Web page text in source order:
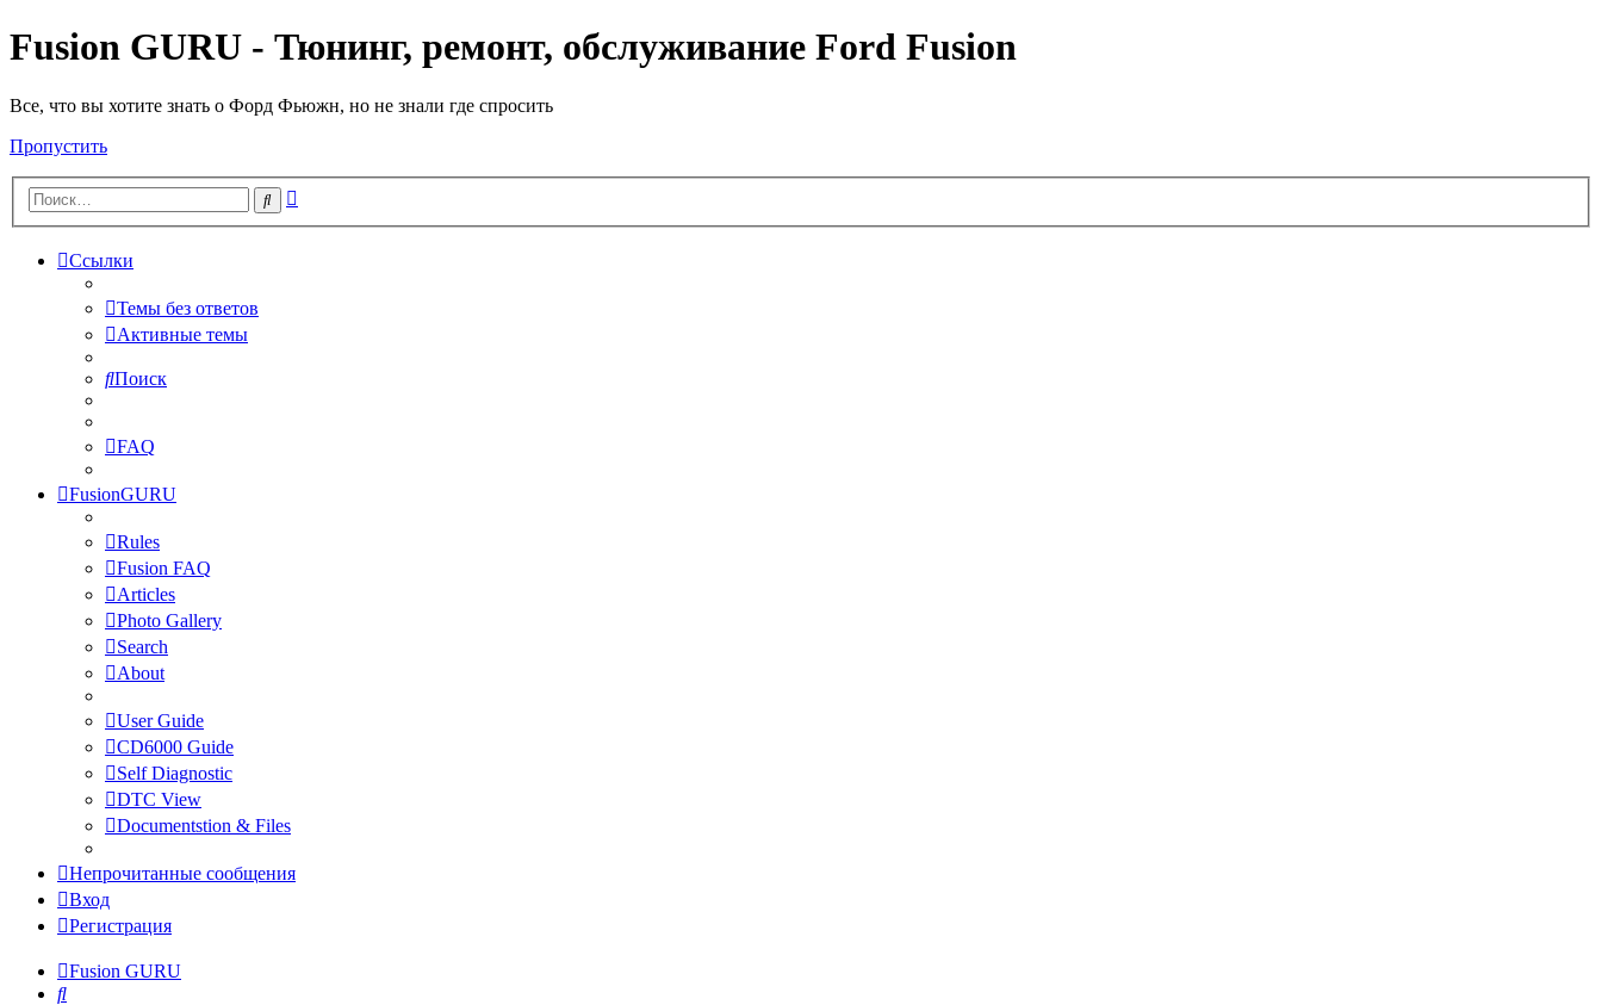
Fusion GURU - Тюнинг, ремонт, обслуживание Ford Fusion
Все, что вы хотите знать о Форд Фьюжн, но не знали где спросить
Пропустить
Поиск
Ссылки
Темы без ответов
Активные темы
Поиск
FAQ
FusionGURU
Rules
Fusion FAQ
Articles
Photo Gallery
Search
About
User Guide
CD6000 Guide
Self Diagnostic
DTC View
Documentstion & Files
Непрочитанные сообщения
Вход
Регистрация
Fusion GURU
Поиск